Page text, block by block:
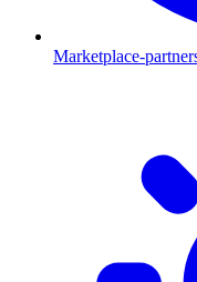
Marketplace-